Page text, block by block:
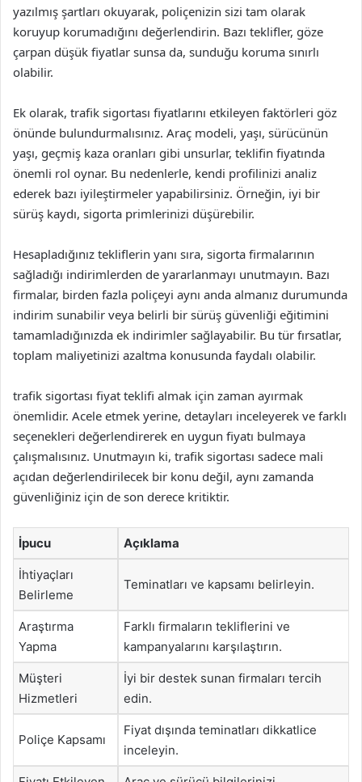
yazılmış şartları okuyarak, poliçenizin sizi tam olarak
koruyup korumadığını değerlendirin. Bazı teklifler, göze
çarpan düşük fiyatlar sunsa da, sunduğu koruma sınırlı
olabilir.
Ek olarak, trafik sigortası fiyatlarını etkileyen faktörleri göz
önünde bulundurmalısınız. Araç modeli, yaşı, sürücünün
yaşı, geçmiş kaza oranları gibi unsurlar, teklifin fiyatında
önemli rol oynar. Bu nedenlerle, kendi profilinizi analiz
ederek bazı iyileştirmeler yapabilirsiniz. Örneğin, iyi bir
sürüş kaydı, sigorta primlerinizi düşürebilir.
Hesapladığınız tekliflerin yanı sıra, sigorta firmalarının
sağladığı indirimlerden de yararlanmayı unutmayın. Bazı
firmalar, birden fazla poliçeyi aynı anda almanız durumunda
indirim sunabilir veya belirli bir sürüş güvenliği eğitimini
tamamladığınızda ek indirimler sağlayabilir. Bu tür fırsatlar,
toplam maliyetinizi azaltma konusunda faydalı olabilir.
trafik sigortası fiyat teklifi almak için zaman ayırmak
önemlidir. Acele etmek yerine, detayları inceleyerek ve farklı
seçenekleri değerlendirerek en uygun fiyatı bulmaya
çalışmalısınız. Unutmayın ki, trafik sigortası sadece mali
açıdan değerlendirilecek bir konu değil, aynı zamanda
güvenliğiniz için de son derece kritiktir.
İpucu Açıklama
İhtiyaçları
Belirleme
Teminatları ve kapsamı belirleyin.
Araştırma
Yapma
Farklı firmaların tekliflerini ve
kampanyalarını karşılaştırın.
Müşteri
Hizmetleri
İyi bir destek sunan firmaları tercih
edin.
Poliçe Kapsamı
Fiyat dışında teminatları dikkatlice
inceleyin.